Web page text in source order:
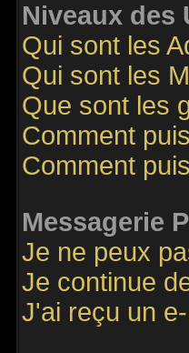
Niveaux des
Qui sont les
Qui sont les
Que sont les
Comment
Comment
Messagerie
Je ne peux
Je continue
J'ai reçu un